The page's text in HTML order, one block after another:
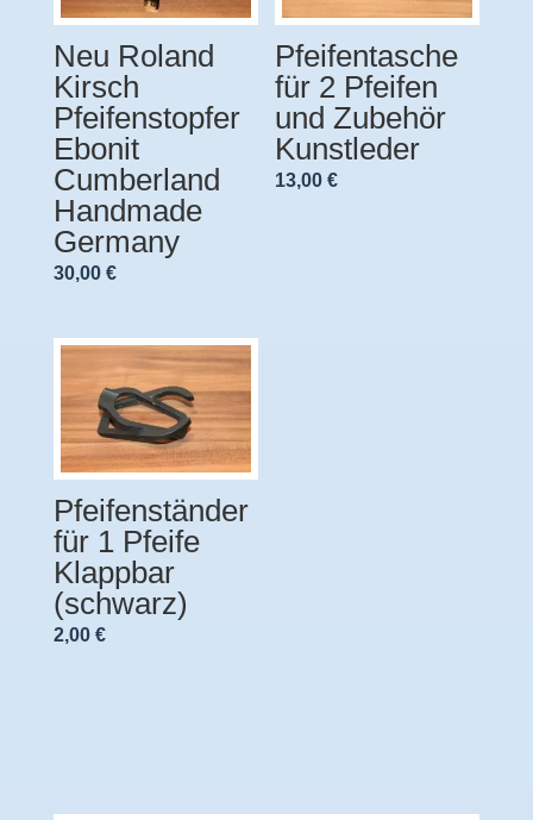
Neu Roland
Kirsch
Pfeifenstopfer
Ebonit
Cumberland
Handmade
Germany
30,00 €
Pfeifentasche
für 2 Pfeifen
und Zubehör
Kunstleder
13,00€
Pfeifenständer
für 1 Pfeife
Klappbar
(schwarz)
2,00 €